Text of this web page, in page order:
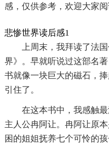
感，仅供参考，欢迎大家阅
悲惨世界读后感1
上周末，我拜读了法
界》。早就听说过这部名
书就像一块巨大的磁石，
引住了。
在这本书中，我感触
主人公冉阿让。冉阿让原
困的姐姐抚养七个可怜的